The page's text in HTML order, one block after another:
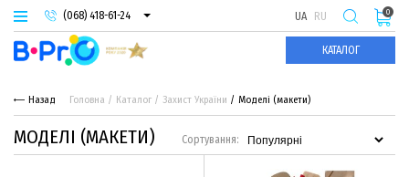
(068) 418-61-24
(093) 974-66-94
(095) 987-29-55
UA RU
КАТАЛОГ
0
Назад Головна Каталог Захист України Моделі (макети)
МОДЕЛІ (МАКЕТИ) Сортування: